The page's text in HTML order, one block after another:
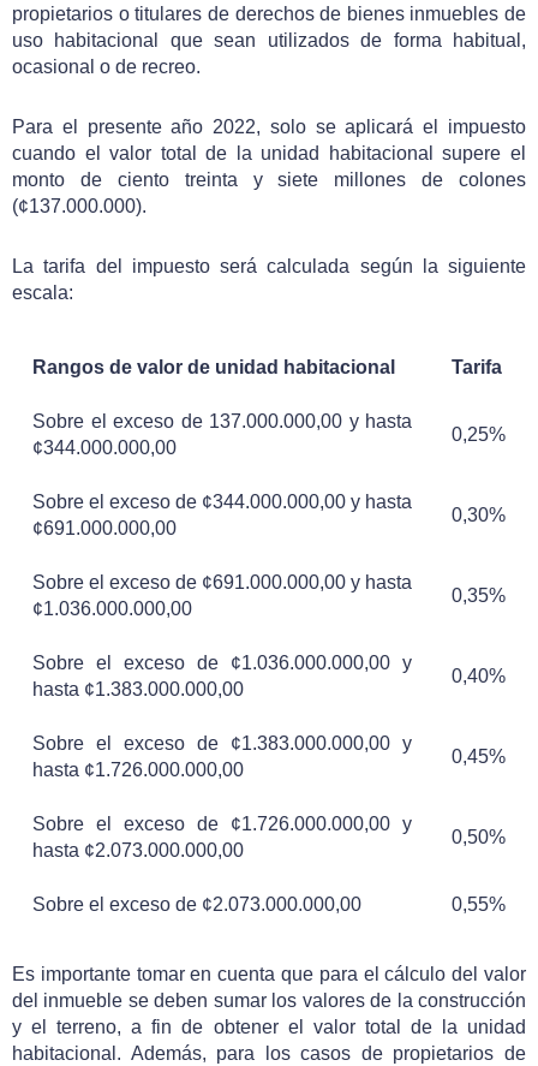
propietarios o titulares de derechos de bienes inmuebles de
uso habitacional que sean utilizados de forma habitual,
ocasional o de recreo.
Para el presente año 2022, solo se aplicará el impuesto
cuando el valor total de la unidad habitacional supere el
monto de ciento treinta y siete millones de colones
(¢137.000.000).
La tarifa del impuesto será calculada según la siguiente
escala:
Rangos de valor de unidad habitacional Tarifa
Sobre el exceso de 137.000.000,00 y hasta
¢344.000.000,00
0,25%
Sobre el exceso de ¢344.000.000,00 y hasta
¢691.000.000,00
0,30%
Sobre el exceso de ¢691.000.000,00 y hasta
¢1.036.000.000,00
0,35%
Sobre el exceso de ¢1.036.000.000,00 y
hasta ¢1.383.000.000,00
0,40%
Sobre el exceso de ¢1.383.000.000,00 y
hasta ¢1.726.000.000,00
0,45%
Sobre el exceso de ¢1.726.000.000,00 y
hasta ¢2.073.000.000,00
0,50%
Sobre el exceso de ¢2.073.000.000,00 0,55%
Es importante tomar en cuenta que para el cálculo del valor
del inmueble se deben sumar los valores de la construcción
y el terreno, a fin de obtener el valor total de la unidad
habitacional. Además, para los casos de propietarios de